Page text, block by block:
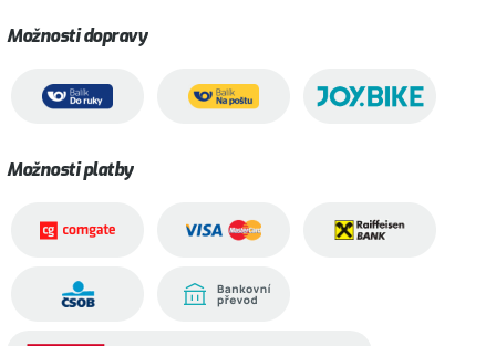
Možnosti dopravy
Možnosti platby